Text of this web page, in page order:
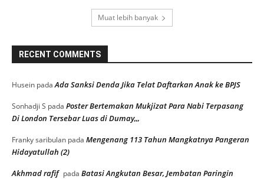
Muat lebih banyak
RECENT COMMENTS
Husein padaAda Sanksi Denda Jika Telat Daftarkan Anak ke BPJS
Sonhadji S pada Poster Bertemakan Mukjizat Para Nabi Terpasang
Di London Tersebar Luas di Dumay,,,
Franky saribulan pada Mengenang 113 Tahun Mangkatnya Pangeran
Hidayatullah (2)
Akhmad rafif pada Batasi Angkutan Besar, Jembatan Paringin